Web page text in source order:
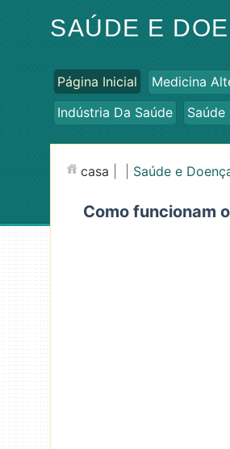
SAÚDE E
Página Inicial Medicina
Indústria Da Saúde
Saúde
casa Saúde e
Como funcionam